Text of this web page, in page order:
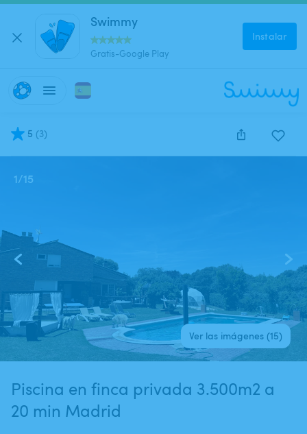
Swimmy
Gratis-Google Play
Instalar
5 (3)
1/15
Ver las imágenes (15)
Piscina en finca privada 3.500m2 a
20 min Madrid